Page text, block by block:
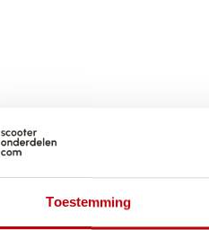
Toestemming